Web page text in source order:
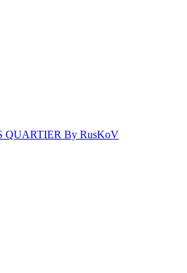
QUARTIER By RusKoV